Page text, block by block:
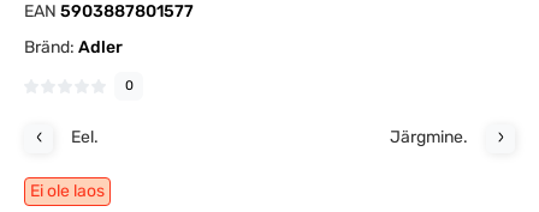
EAN 5903887801577
Bränd: Adler
0
Eel. Järgmine.
Ei ole laos